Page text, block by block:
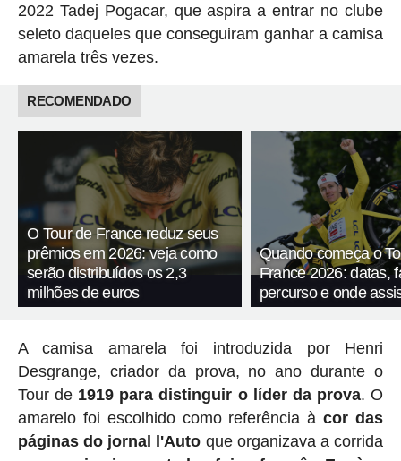
2022 Tadej Pogacar, que aspira a entrar no clube
seleto daqueles que conseguiram ganhar a camisa
amarela três vezes.
RECOMENDADO
O Tour de France reduz seus
prêmios em 2026: veja como
serão distribuídos os 2,3
milhões de euros
Quando começa o
France 2026: datas,
percurso e onde
A camisa amarela foi introduzida por Henri
Desgrange, criador da prova, no ano durante o
Tour de 1919 para distinguir o líder da prova. O
amarelo foi escolhido como referência àcor das
páginas do jornal l'Auto que organizava a corrida